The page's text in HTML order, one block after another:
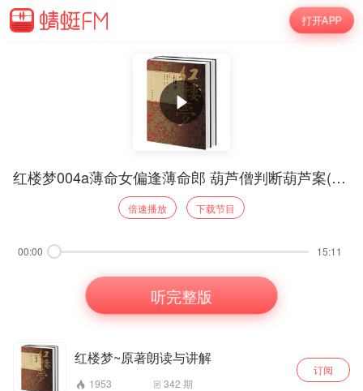
打开APP
红楼梦004a薄命女偏逢薄命郎 葫芦僧判断葫芦案(感谢赞赏)
倍速播放 下载节目
00:00 15:11
听完整版
红楼梦~原著朗读与讲解
1953 342 期
订阅